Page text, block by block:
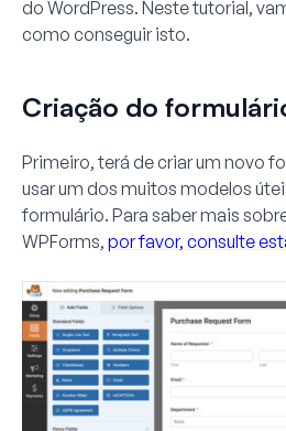
do WordPress. Neste tutorial,
como conseguir isto.
Criação do
Primeiro, terá de criar um novo
usar um dos muitos modelos
formulário. Para saber mais
WPForms, por favor, consulte